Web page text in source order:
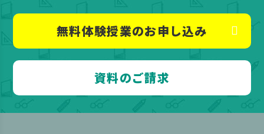
無料体験授業のお申し込み
資料のご請求